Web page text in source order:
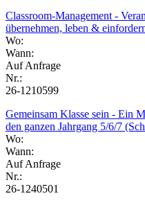
Classroom-Management -
übernehmen, leben &
Wo:
Wann:
Auf Anfrage
Nr.:
26-1210599
Gemeinsam Klasse sein - Ein
den ganzen Jahrgang 5/6/7
Wo:
Wann:
Auf Anfrage
Nr.:
26-1240501